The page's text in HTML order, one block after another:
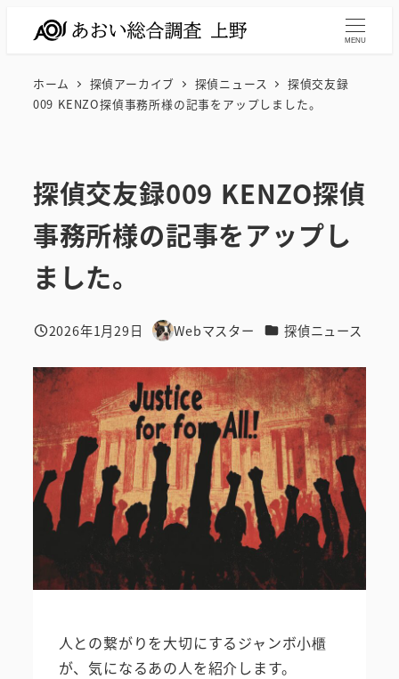
MENU
ホーム 探偵アーカイブ 探偵ニュース
探偵交友録
009 KENZO探偵事務所様の記事をアップしました。
探偵交友録009 KENZO探偵
事務所様の記事をアップし
ました。
投稿日
2026年1月29日
著
Webマスター カテゴリー
探偵ニュース
人との繋がりを大切にするジャンボ小櫃
が、気になるあの人を紹介します。